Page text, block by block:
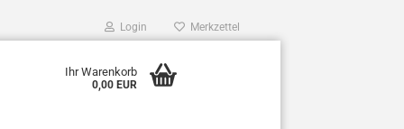
Login Merkzettel
Ihr Warenkorb
0,00 EUR